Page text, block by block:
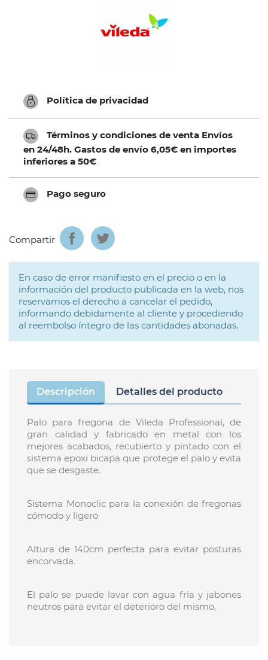
Política de privacidad
Términos y condiciones de venta Envíos
en 24/48h. Gastos de envío 6,05€ en importes
inferiores a 50€
Pago seguro
Compartir
En caso de error manifiesto en el precio o en la
información del producto publicada en la web, nos
reservamos el derecho a cancelar el pedido,
informando debidamente al cliente y procediendo
al reembolso íntegro de las cantidades abonadas.
Descripción Detalles del producto
Palo para fregona de Vileda Professional, de
gran calidad y fabricado en metal con los
mejores acabados, recubierto y pintado con el
sistema epoxi bicapa que protege el palo y evita
que se desgaste.
Sistema Monoclic para la conexión de fregonas
cómodo y ligero
Altura de 140cm perfecta para evitar posturas
encorvada.
El palo se puede lavar con agua fría y jabones
neutros para evitar el deterioro del mismo,